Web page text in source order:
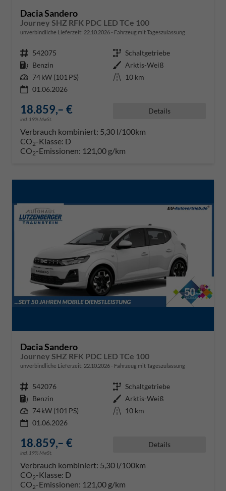
Dacia Sandero
Journey SHZ RFK PDC LED TCe 100
unverbindliche Lieferzeit: 22.10.2026 Fahrzeug mit Tageszulassung
Fahrzeugnr. 542075 Getriebe Schaltgetriebe
Kraftstoff Benzin Außenfarbe Arktis-Weiß
Leistung 74 kW (101 PS) Kilometerstand 10 km
01.06.2026
18.859,– €
incl. 19% MwSt.
Details
Verbrauch kombiniert: 5,30 l/100km
CO2-Klasse: D
CO2-Emissionen: 121,00 g/km
Dacia Sandero
Journey SHZ RFK PDC LED TCe 100
unverbindliche Lieferzeit: 22.10.2026 Fahrzeug mit Tageszulassung
Fahrzeugnr. 542076 Getriebe Schaltgetriebe
Kraftstoff Benzin Außenfarbe Arktis-Weiß
Leistung 74 kW (101 PS) Kilometerstand 10 km
01.06.2026
18.859,– €
incl. 19% MwSt.
Details
Verbrauch kombiniert: 5,30 l/100km
CO2-Klasse: D
CO2-Emissionen: 121,00 g/km